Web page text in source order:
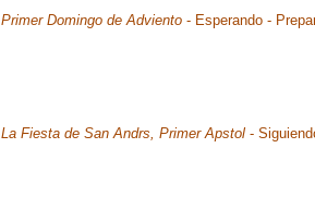
Primer Domingo de Adviento - Esperando -
La Fiesta de San Andrs, Primer Apstol -